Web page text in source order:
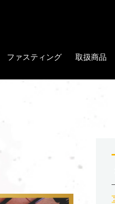
ファスティング 取扱商品